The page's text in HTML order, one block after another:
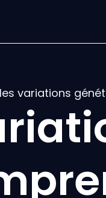
variations